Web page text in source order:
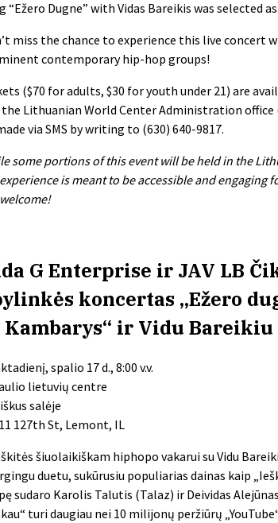
“Ežero Dugne” with Vidas Bareikis was selected
miss the chance to experience this live concert
contemporary hip-hop groups!
($70 for adults, $30 for youth under 21) are
the Lithuanian World Center Administration office
via SMS by writing to (630) 640-9817.
some portions of this event will be held in the
is meant to be accessible and engaging
G Enterprise ir JAV LB
koncertas „Ežero
Kambarys“ ir Vidu Bareikiu
spalio 17 d., 8:00 v.v.
lietuvių centre
salėje
127th St, Lemont, IL
šiuolaikiškam hiphopo vakarui su Vidu
duetu, sukūrusiu populiarias dainas kaip
sudaro Karolis Talutis (Talaz) ir Deividas
turi daugiau nei 10 milijonų peržiūrų